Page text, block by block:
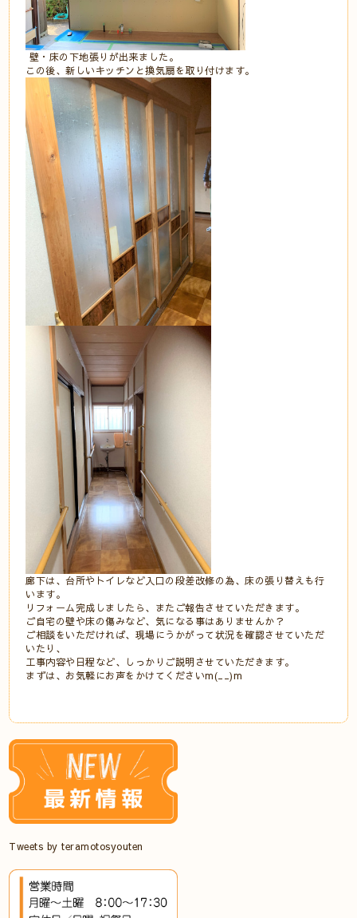
壁・床の下地張りが出来ました。
この後、新しいキッチンと換気扇を取り付けます。
廊下は、台所やトイレなど入口の段差改修の為、床の張り替えも行
います。
リフォーム完成しましたら、またご報告させていただきます。
ご自宅の壁や床の傷みなど、気になる事はありませんか？
ご相談をいただければ、現場にうかがって状況を確認させていただ
いたり、
工事内容や日程など、しっかりご説明させていただきます。
まずは、お気軽にお声をかけてくださいm(__)m
Tweets by teramotosyouten